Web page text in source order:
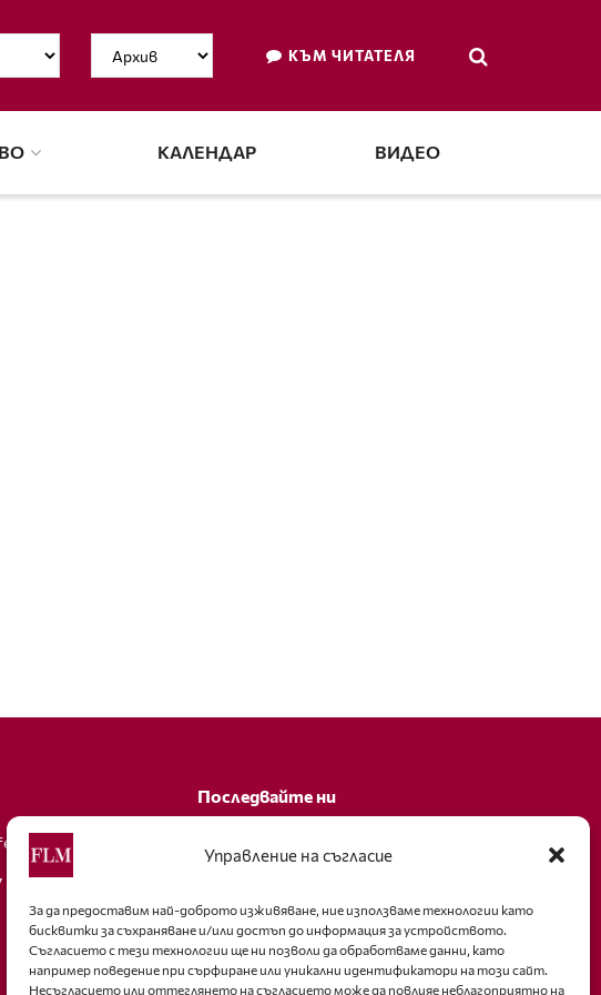
Управление на съгласие
За да предоставим най-доброто изживяване, ние използваме технологии като
бисквитки за съхраняване и/или достъп до информация за устройството.
Съгласието с тези технологии ще ни позволи да обработваме данни, като
например поведение при сърфиране или уникални идентификатори на този сайт.
Несъгласието или оттеглянето на съгласието може да повлияе неблагоприятно на
КЪМ ЧИТАТЕЛЯ
КАЛЕНДАР ВИДЕО
Последвайте ни